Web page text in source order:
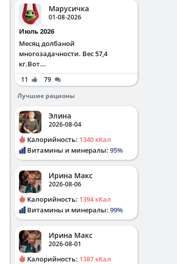
Марусичка
01-08-2026
Июль 2026
Месяц долбаной
многозадачности. Вес 57,4
кг.Вот...
11
79
Лучшие рационы
Элина
2026-08-04
Калорийность: 1340 кКал
Витамины и минералы: 95%
Ирина Макс
2026-08-06
Калорийность: 1394 кКал
Витамины и минералы: 99%
Ирина Макс
2026-08-01
Калорийность: 1387 кКал